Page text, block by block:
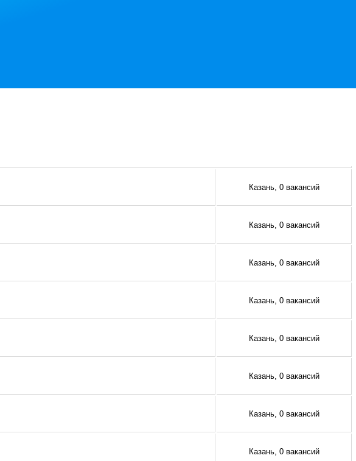
Казань, 0 вакансий
Казань, 0 вакансий
Казань, 0 вакансий
Казань, 0 вакансий
Казань, 0 вакансий
Казань, 0 вакансий
Казань, 0 вакансий
Казань, 0 вакансий